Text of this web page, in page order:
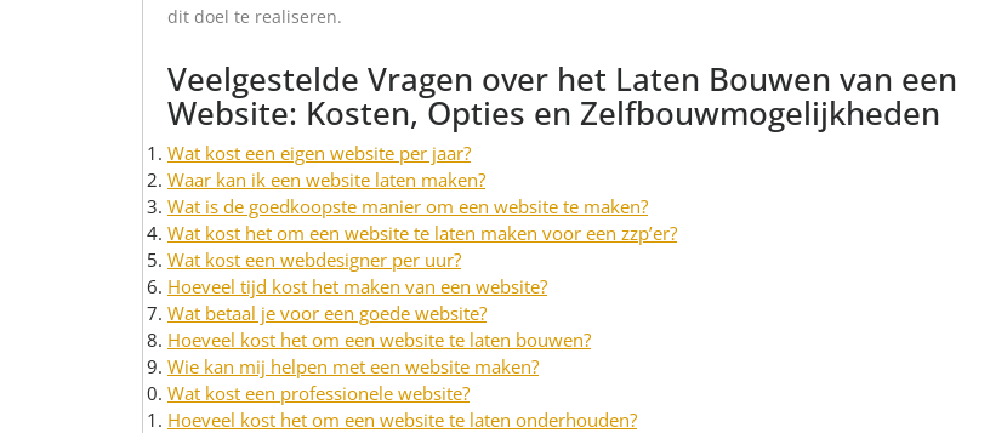
dit doel te realiseren.
Veelgestelde Vragen over het Laten Bouwen van een
Website: Kosten, Opties en Zelfbouwmogelijkheden
Wat kost een eigen website per jaar?
Waar kan ik een website laten maken?
Wat is de goedkoopste manier om een website te maken?
Wat kost het om een website te laten maken voor een zzp’er?
Wat kost een webdesigner per uur?
Hoeveel tijd kost het maken van een website?
Wat betaal je voor een goede website?
Hoeveel kost het om een website te laten bouwen?
Wie kan mij helpen met een website maken?
Wat kost een professionele website?
Hoeveel kost het om een website te laten onderhouden?